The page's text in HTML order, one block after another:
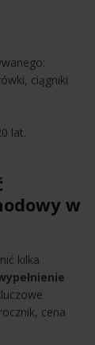
ciągniki
lat.
w
kilka
cena